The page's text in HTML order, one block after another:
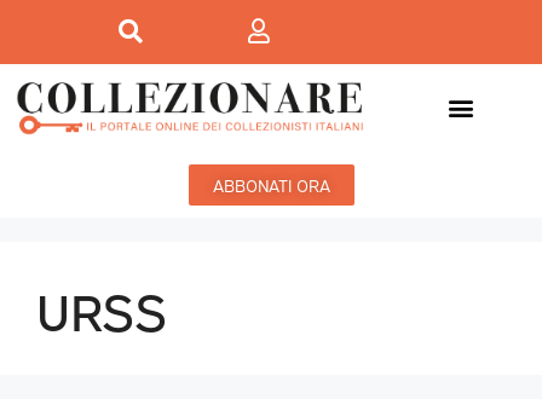
ABBONATI ORA
URSS